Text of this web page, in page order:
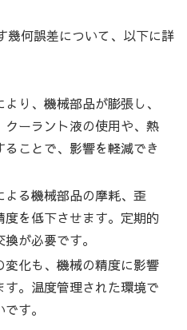
幾何誤差について、以下に詳
り、機械部品が膨張し、
ーラント液の使用や、熱
ことで、影響を軽減でき
る機械部品の摩耗、歪
を低下させます。定期的
が必要です。
化も、機械の精度に影響
。温度管理された環境で
す。